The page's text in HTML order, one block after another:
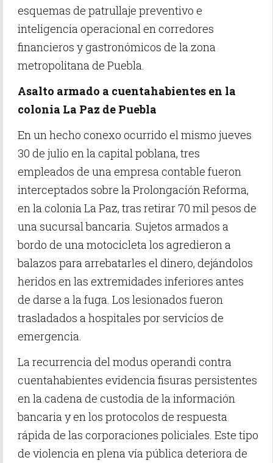
esquemas de patrullaje preventivo e
inteligencia operacional en corredores
financieros y gastronómicos de la zona
metropolitana de Puebla.
Asalto armado a cuentahabientes en la
colonia La Paz de Puebla
En un hecho conexo ocurrido el mismo jueves
30 de julio en la capital poblana, tres
empleados de una empresa contable fueron
interceptados sobre la Prolongación Reforma,
en la colonia La Paz, tras retirar 70 mil pesos de
una sucursal bancaria. Sujetos armados a
bordo de una motocicleta los agredieron a
balazos para arrebatarles el dinero, dejándolos
heridos en las extremidades inferiores antes
de darse a la fuga. Los lesionados fueron
trasladados a hospitales por servicios de
emergencia.
La recurrencia del modus operandi contra
cuentahabientes evidencia fisuras persistentes
en la cadena de custodia de la información
bancaria y en los protocolos de respuesta
rápida de las corporaciones policiales. Este tipo
de violencia en plena vía pública deteriora de